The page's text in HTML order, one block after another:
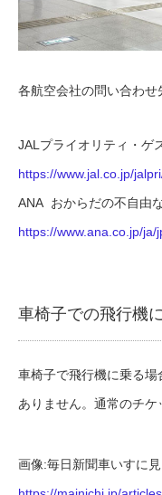
各航空会社の問い合わせ
JALプライオリティ・ゲ
https://www.jal.co.jp/
ANA おからだの不自由
https://www.ana.co.jp/
車椅子での飛行機
車椅子で飛行機に乗る
ありません。通常のチケ
画像:毎日新聞車いすに